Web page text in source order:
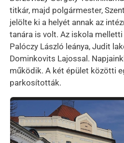
titkár, majd polgármester,
jelölte ki a helyét annak az
tanára is volt. Az iskola
Palóczy László leánya, Judit
Dominkovits Lajossal.
működik. A két épület közötti
parkosították.
Kép